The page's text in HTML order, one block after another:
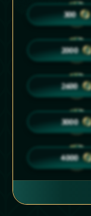
10
300
30
2000
35
2600
40
3000
50
4000